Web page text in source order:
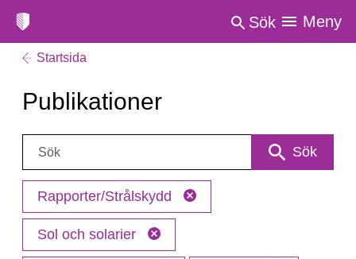
Sök Meny
Startsida
Publikationer
Sök: Sök
Rapporter/Strålskydd
Sol och solarier